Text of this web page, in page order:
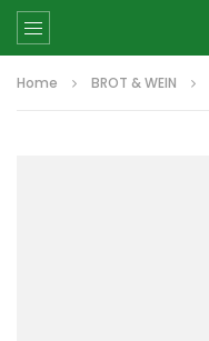
Home BROT & WEIN